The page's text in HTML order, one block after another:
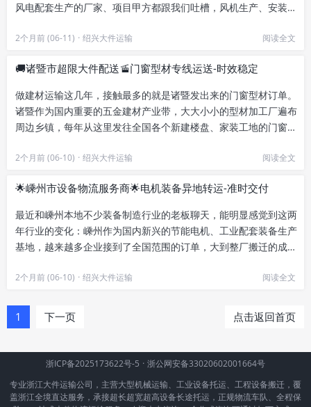
风电配套生产的厂家、项目甲方都跟我们吐槽，风机生产、安装都
2个月前 (06-11) · 绍兴大件运输 阅读全文
🚚诸暨市超限大件配送🚡门窗型材专线运送-时效稳定
做建材运输这几年，接触最多的就是诸暨发出来的门窗型材订单。
诸暨作为国内重要的五金建材产业带，大大小小的型材加工厂遍布
周边乡镇，每年从这里发往全国各个新建楼盘、家装工地的门窗型
2个月前 (06-10) · 绍兴大件运输 阅读全文
🌟嵊州市设备物流服务商🌟电机装备异地转运-准时交付
最近和嵊州本地不少装备制造行业的老板聊天，能明显感觉到这两
年行业的变化：嵊州作为国内新兴的节能电机、工业配套装备生产
基地，越来越多企业接到了全国范围的订单，大到整厂搬迁的成套
2个月前 (06-10) · 绍兴大件运输 阅读全文
1 下一页 点击返回首页
浙ICP备2025173622号-5 · 浙公网安备33020602001664号
专业浙江大件运输公司，主营大型机械运输、工业设备托运、工程设备搬迁，覆
盖浙江全境直达服务，承接超长超宽超高设备长途托运，正规物流车队、全程保